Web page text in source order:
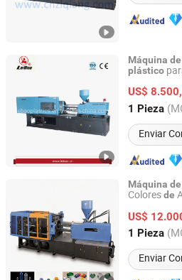
Máquina de
plástico
US$
1 Pieza
Enviar
Zhejiang Lebao Plastics
Zhejiang, China
Máquina de
Coloresde
Plásticos
Certificado
US$
1 Pieza
Enviar
ZhangJiaGang HuiLi Machinery
Jiangsu, China